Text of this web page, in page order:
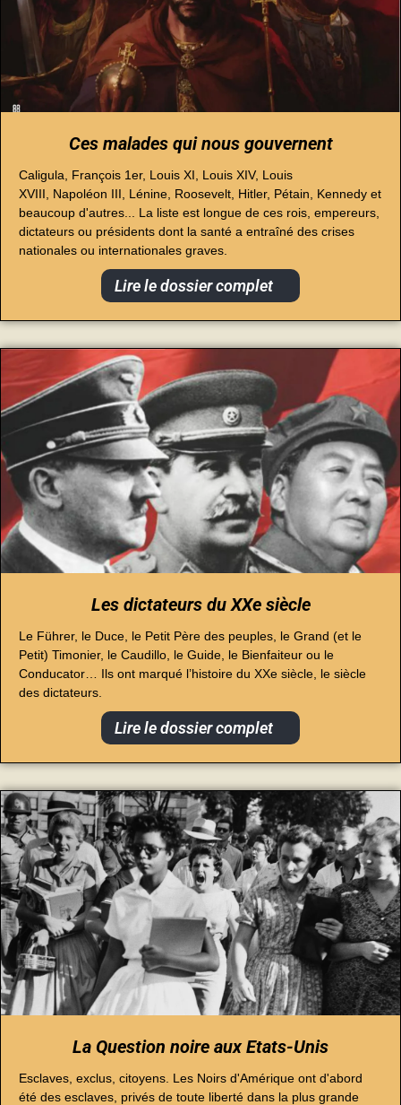
Ces malades qui nous gouvernent
Caligula, François 1er, Louis XI, Louis XIV, Louis
XVIII, Napoléon III, Lénine, Roosevelt, Hitler, Pétain, Kennedy et
beaucoup d'autres... La liste est longue de ces rois, empereurs,
dictateurs ou présidents dont la santé a entraîné des crises
nationales ou internationales graves.
Lire le dossier complet
Les dictateurs du XXe siècle
Le Führer, le Duce, le Petit Père des peuples, le Grand (et le
Petit) Timonier, le Caudillo, le Guide, le Bienfaiteur ou le
Conducator… Ils ont marqué l’histoire du XXe siècle, le siècle
des dictateurs.
Lire le dossier complet
La Question noire aux Etats-Unis
Esclaves, exclus, citoyens. Les Noirs d'Amérique ont d'abord
été des esclaves, privés de toute liberté dans la plus grande